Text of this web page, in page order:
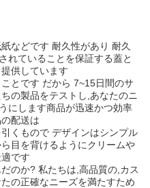
などです 耐久性があり 耐久
れていることを保証する蓋と
供しています
とです だから 7~15日間のサ
の製品をテストし,あなたのニ
にします商品が迅速かつ効率
配送は
くもので デザインはシンプル
目を背けるようにクリームや
です
のか? 私たちは,高品質の,カス
の正確なニーズを満たすため